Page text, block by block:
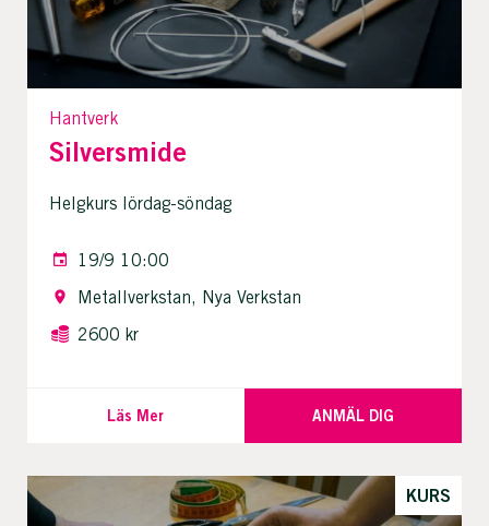
Hantverk
Silversmide
Helgkurs lördag-söndag
19/9 10:00
Metallverkstan, Nya Verkstan
2600 kr
Läs Mer ANMÄL DIG
KURS